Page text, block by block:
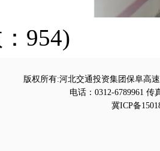
：954)
版权所有:河北交通投资集团保阜高
电话：0312-6789961 传
冀ICP备